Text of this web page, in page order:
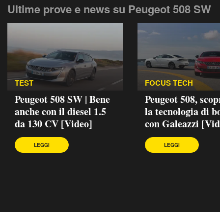
Ultime prove e news su Peugeot 508 SW
TEST
Peugeot 508 SW | Bene
anche con il diesel 1.5
da 130 CV [Video]
LEGGI
FOCUS TECH
Peugeot 508,
la tecnologia di
con Galeazzi
LEGGI